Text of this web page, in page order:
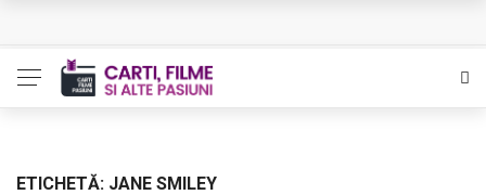
Bolla – O iubire interzisa din Pristina
Indragostitii de Franz K. – Justitiarii literaturii
ETICHETĂ: JANE SMILEY